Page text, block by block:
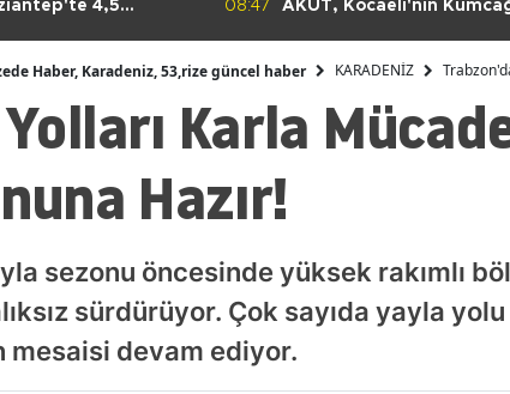
Amasya
Antalya
Artvin
Bilecik
4,5
yok!
08:47
AKUT, Kocaeli'nin
başlattı.
Haber, Karadeniz, 53,rize güncel haber KARADENİZ
Karla
Hazır!
sezonu öncesinde yüksek rakımlı
sürdürüyor. Çok sayıda yayla yolu
mesaisi devam ediyor.